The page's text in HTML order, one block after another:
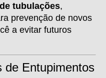
tubulações,
prevenção de novos
a evitar futuros
de Entupimentos